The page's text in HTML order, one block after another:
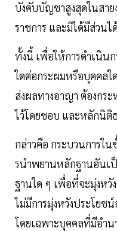
บังคับบัญชาสูงสุดในสา
ราชการ และมิได้มีส่วนไ
ทั้งนี้ เพื่อให้การดําเนิน
ใดต่อกระผมหรือบุคคลใ
ส่งผลทางอาญา ต้องกร
ไว้โดยชอบ และหลักนิติ
กล่าวคือ กระบวนการใ
รนําพยานหลักฐานอันเ
ฐานใด ๆ เพื่อที่จะมุ่งหวั
ไม่มีการมุ่งหวังประโยช
โดยเฉพาะบุคคลที่มีอํา